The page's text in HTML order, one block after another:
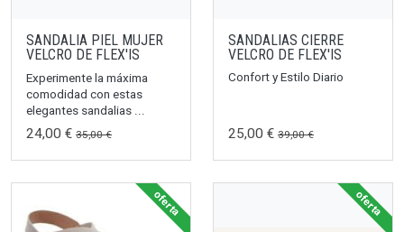
SANDALIA PIEL MUJER
VELCRO DE FLEX'IS
Experimente la máxima
comodidad con estas
elegantes sandalias ...
24,00 € 35,00 €
SANDALIAS CIERRE
VELCRO DE FLEX'IS
Confort y Estilo Diario
25,00 € 39,00 €
oferta oferta